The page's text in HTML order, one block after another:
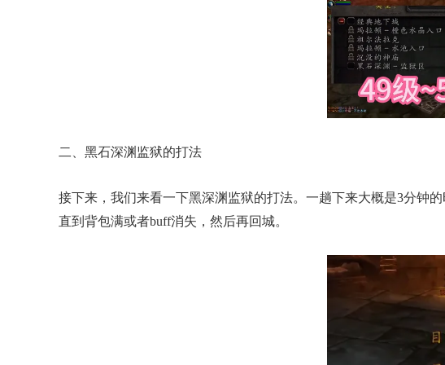
二、黑石深渊监狱的打法
接下来，我们来看一下黑深渊监狱的打法。一趟下来大概是3分钟
直到背包满或者buff消失，然后再回城。